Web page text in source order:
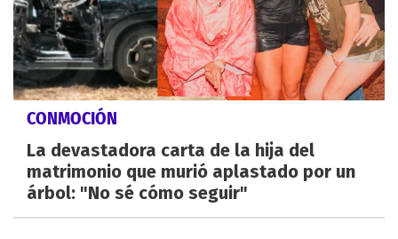
CONMOCIÓN
La devastadora carta de la hija del
matrimonio que murió aplastado por un
árbol: "No sé cómo seguir"